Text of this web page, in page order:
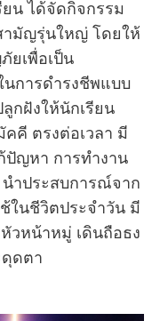
ยน ได้จัดกิจกรรม
ามัญรุ่นใหญ่ โดยให้
ยเพื่อเป็น
นการดำรงชีพแบบ
กฝังให้นักเรียน
คคี ตรงต่อเวลา มี
ปัญหา การทำงาน
นำประสบการณ์จาก
ในชีวิตประจำวัน มี
วหน้าหมู่ เดินถือธง
ดุดตา